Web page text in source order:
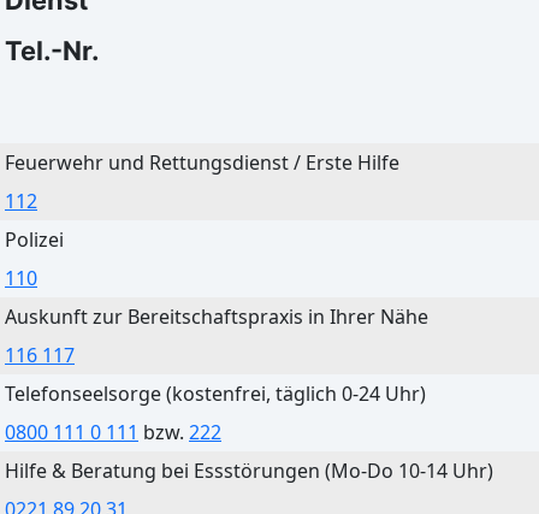
Bautzen
Heute
Starker Regen
22°C
Cottbus
Heute Morgen
Tel.-Nr.
Feuerwehr und Rettungsdienst / Erste Hilfe
112
Polizei
110
Auskunft zur Bereitschaftspraxis in Ihrer Nähe
116 117
Telefonseelsorge (kostenfrei, täglich 0-24 Uhr)
0800 111 0 111 bzw. 222
Hilfe & Beratung bei Essstörungen (Mo-Do 10-14 Uhr)